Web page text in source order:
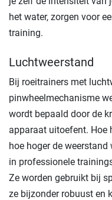
het water, zorgen voor
training.
Luchtweerstand
Bij roeitrainers met
pinwheelmechanisme
wordt bepaald door de
apparaat uitoefent. Hoe
hoe hoger de
in professionele
Ze worden gebruikt bij
ze bijzonder robuust en